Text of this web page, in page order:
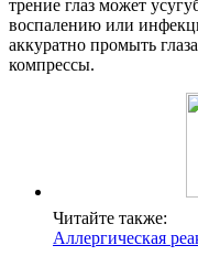
трение глаз может
воспалению или
аккуратно промыть
компрессы.
Читайте также:
Аллергическая